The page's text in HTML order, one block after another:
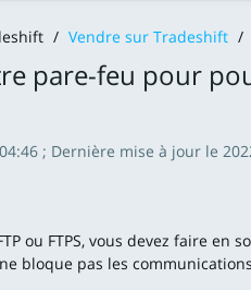
/ Vendre sur Tradeshift /
pare-feu pour
; Dernière mise à jour le
ou FTPS, vous devez faire en
bloque pas les